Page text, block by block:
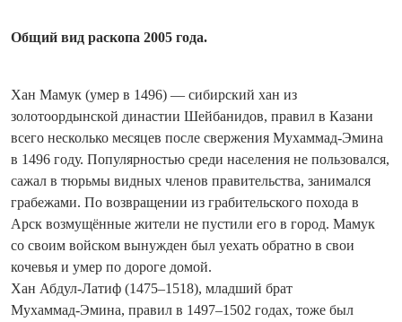
Общий вид раскопа 2005 года.
Хан Мамук (умер в 1496) — сибирский хан из
золотоордынской династии Шейбанидов, правил в Казани
всего несколько месяцев после свержения Мухаммад-Эмина
в 1496 году. Популярностью среди населения не пользовался,
сажал в тюрьмы видных членов правительства, занимался
грабежами. По возвращении из грабительского похода в
Арск возмущённые жители не пустили его в город. Мамук
со своим войском вынужден был уехать обратно в свои
кочевья и умер по дороге домой.
Хан Абдул-Латиф (1475–1518), младший брат
Мухаммад‑Эмина, правил в 1497–1502 годах, тоже был